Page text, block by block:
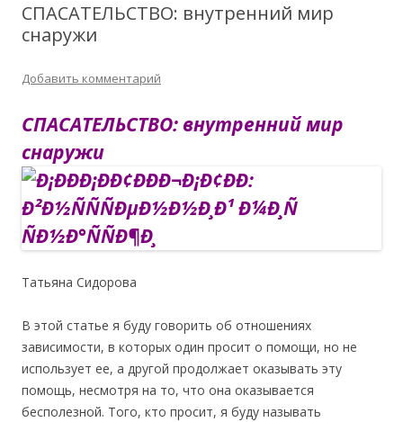
СПАСАТЕЛЬСТВО: внутренний мир
снаружи
Добавить комментарий
СПАСАТЕЛЬСТВО: внутренний мир
снаружи
Татьяна Сидорова
В этой статье я буду говорить об отношениях
зависимости, в которых один просит о помощи, но не
использует ее, а другой продолжает оказывать эту
помощь, несмотря на то, что она оказывается
бесполезной. Того, кто просит, я буду называть